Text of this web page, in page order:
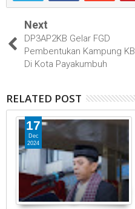
Next
DP3AP2KB Gelar FGD
Pembentukan Kampung KB
Di Kota Payakumbuh
RELATED POST
17
Dec
2024